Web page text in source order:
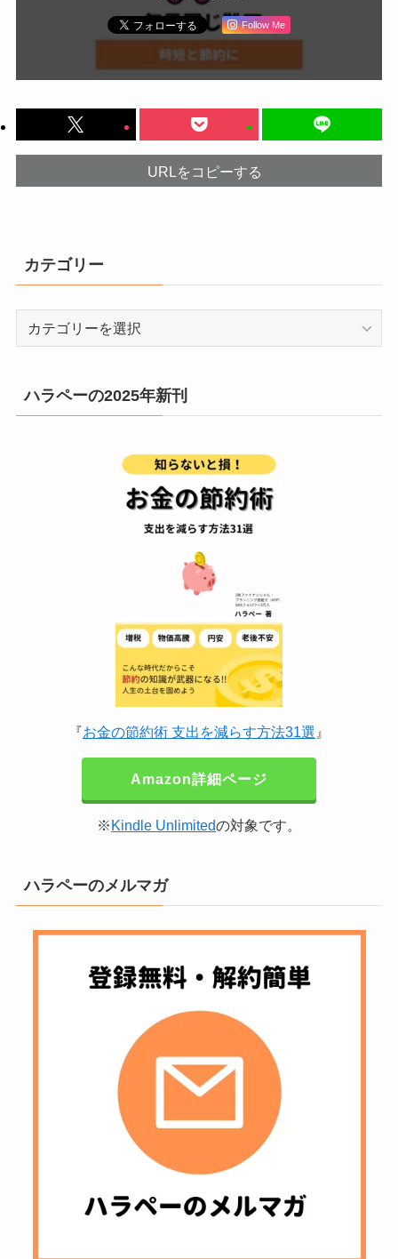
Follow Me
URLをコピーする
カテゴリー
ハラペーの2025年新刊
『お金の節約術 支出を減らす方法31選 』
Amazon詳細ページ
※Kindle Unlimitedの対象です。
ハラペーのメルマガ